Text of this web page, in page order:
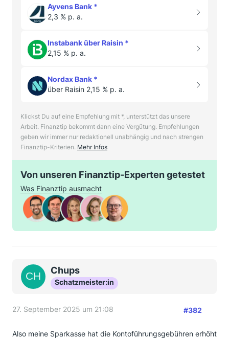
Ayvens Bank *
2,3 % p. a.
Instabank über Raisin *
2,15 % p. a.
Nordax Bank *
über Raisin 2,15 % p. a.
Klickst Du auf eine Empfehlung mit *, unterstützt das unsere
Arbeit. Finanztip bekommt dann eine Vergütung. Empfehlungen
geben wir immer nur redaktionell unabhängig und nach strengen
Finanztip-Kriterien. Mehr Infos
Von unseren Finanztip-Experten getestet
Was Finanztip ausmacht
Chups
Schatzmeister:in
27. September 2025 um 21:08 #382
Also meine Sparkasse hat die Kontoführungsgebühren erhöht